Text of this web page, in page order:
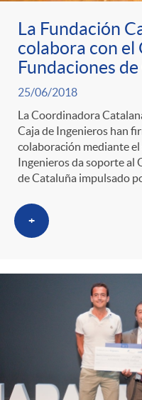
La Fundación
colabora con el
Fundaciones
25/06/2018
La Coordinadora
Caja de Ingenieros han
colaboración mediante el
Ingenieros da soporte al
de Cataluña impulsado
+